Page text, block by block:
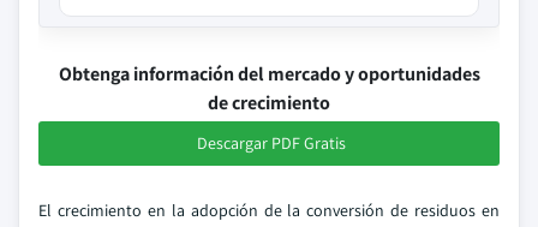
Obtenga información del mercado y oportunidades
de crecimiento
Descargar PDF Gratis
El crecimiento en la adopción de la conversión de residuos en